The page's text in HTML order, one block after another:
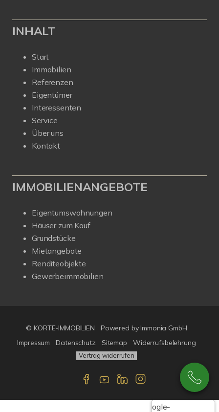
INHALT
Start
Immobilien
Referenzen
Eigentümer
Interessenten
Service
Über uns
Kontakt
IMMOBILIENANGEBOTE
Eigentumswohnungen
Häuser zum Kauf
Grundstücke
Mietangebote
Renditeobjekte
Gewerbeimmobilien
© KORTE-IMMOBILIEN
Powered by Immonia GmbH
Impressum
Datenschutz Sitemap Widerrufsbelehrung
Vertrag widerrufen
Google-